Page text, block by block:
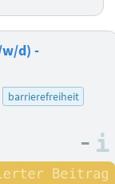
d) -
barrierefreiheit
–